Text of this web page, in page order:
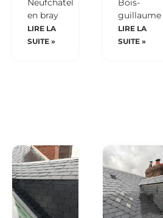
Neufchatel
en bray
LIRE LA
SUITE »
Bois-
guillaume
LIRE LA
SUITE »